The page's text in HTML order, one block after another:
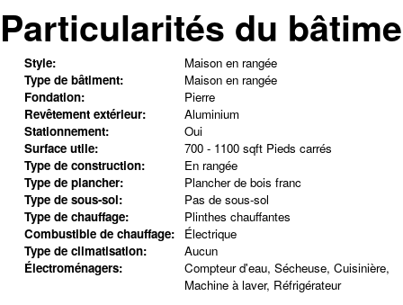
Particularités du
Style:
Maison en rangée
Type de bâtiment:
Maison en rangée
Fondation:
Pierre
Revêtement extérieur:
Aluminium
Stationnement:
Oui
Surface utile:
700 - 1100 sqft Pieds carrés
Type de construction:
En rangée
Type de plancher:
Plancher de bois franc
Type de sous-sol:
Pas de sous-sol
Type de chauffage:
Plinthes chauffantes
Combustible de chauffage:
Électrique
Type de climatisation:
Aucun
Électroménagers:
Compteur d'eau, Sécheuse, Cuisinière,
Machine à laver, Réfrigérateur